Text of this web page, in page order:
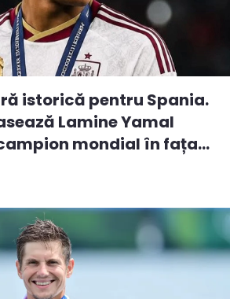
istorică pentru Spania.
Lamine Yamal
mondial în fața...